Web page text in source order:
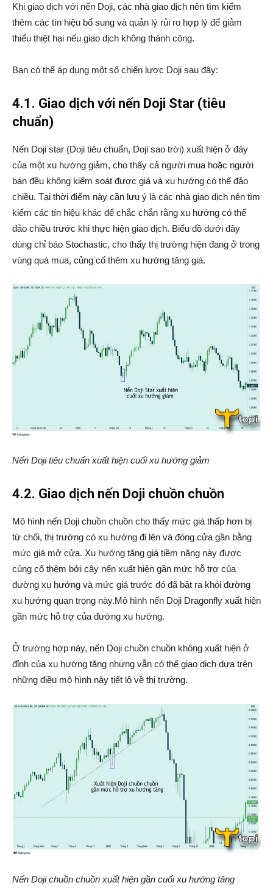
Khi giao dịch với nến Doji, các nhà giao dịch nên tìm kiếm
thêm các tín hiệu bổ sung và quản lý rủi ro hợp lý để giảm
thiểu thiệt hại nếu giao dịch không thành công.
Bạn có thể áp dụng một số chiến lược Doji sau đây:
4.1. Giao dịch với nến Doji Star (tiêu
chuẩn)
Nến Doji star (Doji tiêu chuẩn, Doji sao trời) xuất hiện ở đáy
của một xu hướng giảm, cho thấy cả người mua hoặc người
bán đều không kiểm soát được giá và xu hướng có thể đảo
chiều. Tại thời điểm này cần lưu ý là các nhà giao dịch nên tìm
kiếm các tín hiệu khác để chắc chắn rằng xu hướng có thể
đảo chiều trước khi thực hiện giao dịch. Biểu đồ dưới đây
dùng chỉ báo Stochastic, cho thấy thị trường hiện đang ở trong
vùng quá mua, củng cố thêm xu hướng tăng giá.
Nến Doji tiêu chuẩn xuất hiện cuối xu hướng giảm
4.2. Giao dịch nến Doji chuồn chuồn
Mô hình nến Doji chuồn chuồn cho thấy mức giá thấp hơn bị
từ chối, thị trường có xu hướng đi lên và đóng cửa gần bằng
mức giá mở cửa. Xu hướng tăng giá tiềm năng này được
củng cố thêm bởi cây nến xuất hiện gần mức hỗ trợ của
đường xu hướng và mức giá trước đó đã bật ra khỏi đường
xu hướng quan trọng này.Mô hình nến Doji Dragonfly xuất hiện
gần mức hỗ trợ của đường xu hướng.
Ở trường hợp này, nến Doji chuồn chuồn không xuất hiện ở
đỉnh của xu hướng tăng nhưng vẫn có thể giao dịch dựa trên
những điều mô hình này tiết lộ về thị trường.
Nến Doji chuồn chuồn xuất hiện gần cuối xu hướng tăng